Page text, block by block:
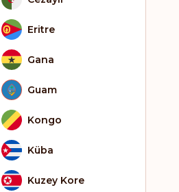
Eritre
Gana
Guam
Kongo
Küba
Kuzey Kore